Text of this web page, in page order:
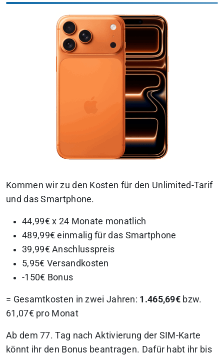
Kommen wir zu den Kosten für den Unlimited-Tarif
und das Smartphone.
44,99€ x 24 Monate monatlich
489,99€ einmalig für das Smartphone
39,99€ Anschlusspreis
5,95€ Versandkosten
-150€ Bonus
= Gesamtkosten in zwei Jahren: 1.465,69€ bzw.
61,07€ pro Monat
Ab dem 77. Tag nach Aktivierung der SIM-Karte
könnt ihr den Bonus beantragen. Dafür habt ihr bis